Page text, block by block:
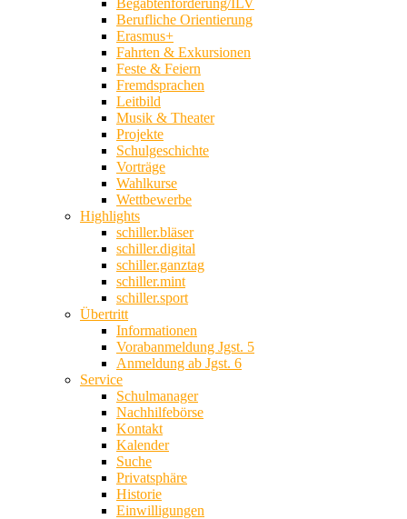
Begabtenförderung/ILV
Berufliche Orientierung
Erasmus+
Fahrten & Exkursionen
Feste & Feiern
Fremdsprachen
Leitbild
Musik & Theater
Projekte
Schulgeschichte
Vorträge
Wahlkurse
Wettbewerbe
Highlights
schiller.bläser
schiller.digital
schiller.ganztag
schiller.mint
schiller.sport
Übertritt
Informationen
Vorabanmeldung Jgst. 5
Anmeldung ab Jgst. 6
Service
Schulmanager
Nachhilfebörse
Kontakt
Kalender
Suche
Privatsphäre
Historie
Einwilligungen